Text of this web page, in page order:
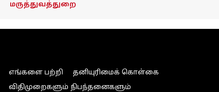
மருத்துவத்துறை
எங்களை பற்றி
தனியுரிமைக் கொள்கை
விதிமுறைகளும் நிபந்தனைகளும்